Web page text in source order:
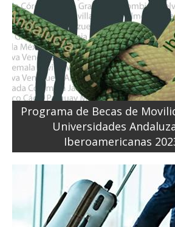
Programa de Becas de
Universidades
Iberoamericanas